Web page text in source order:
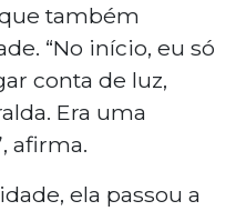
também
“No início, eu só
conta de luz,
Era uma
afirma.
ela passou a